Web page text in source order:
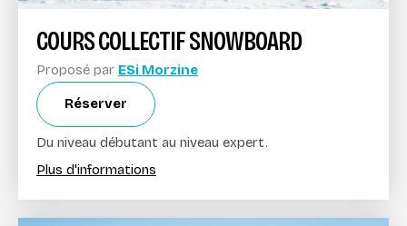
COURS COLLECTIF SNOWBOARD
Proposé par ESi Morzine
Réserver
Du niveau débutant au niveau expert.
Plus d'informations